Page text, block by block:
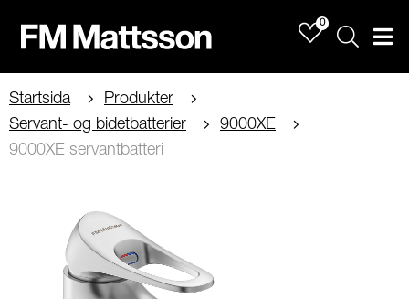
0
Sök
Startsida
Produkter
Servant- og bidetbatterier
9000XE
9000XE servantbatteri